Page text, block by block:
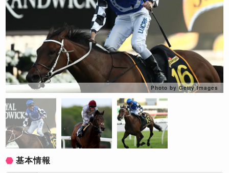
Photo by Getty Images
基本情報